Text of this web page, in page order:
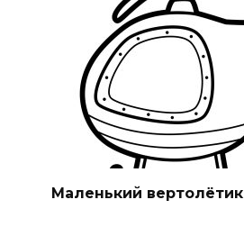
Маленький вертолётик